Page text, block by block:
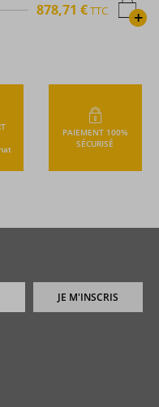
+
878,71 €TTC
PAIEMENT 100%
SÉCURISÉ
JE M'INSCRIS